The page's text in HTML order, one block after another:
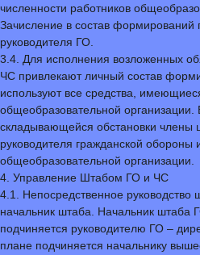
численности работников
Зачисление в состав формирований
руководителя ГО.
3.4. Для исполнения возложенных
ЧС привлекают личный состав
используют все средства,
общеобразовательной организации.
складывающейся обстановки члены
руководителя гражданской
общеобразовательной организации.
4. Управление Штабом ГО и ЧС
4.1. Непосредственное
начальник штаба. Начальник штаба
подчиняется руководителю ГО –
плане подчиняется начальнику